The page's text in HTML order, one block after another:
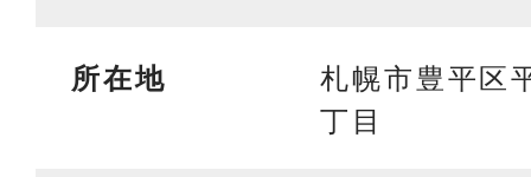
所在地
札幌市豊平区
丁目